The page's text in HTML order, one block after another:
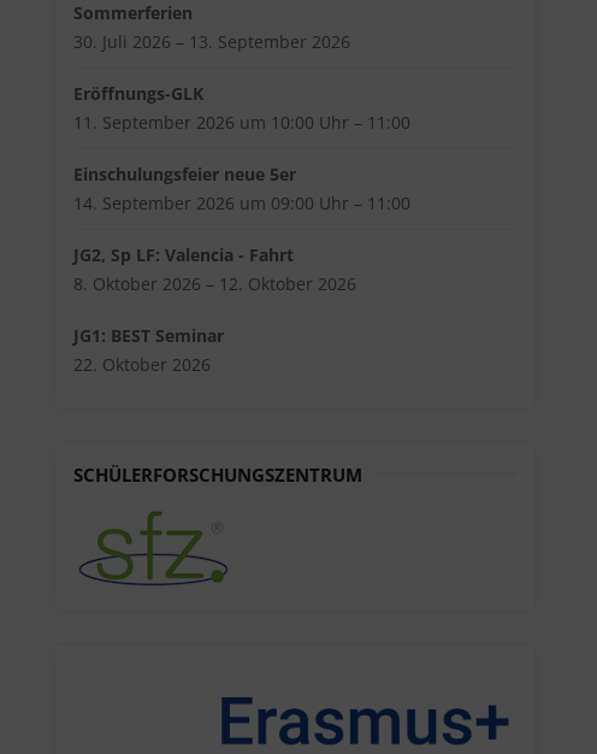
Sommerferien
30. Juli 2026 – 13. September 2026
Eröffnungs-GLK
11. September 2026 um 10:00 Uhr – 11:00
Einschulungsfeier neue 5er
14. September 2026 um 09:00 Uhr – 11:00
JG2, Sp LF: Valencia - Fahrt
8. Oktober 2026 – 12. Oktober 2026
JG1: BEST Seminar
22. Oktober 2026
SCHÜLERFORSCHUNGSZENTRUM